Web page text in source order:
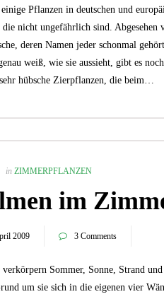
Pflanzen in deutschen und
die nicht ungefährlich sind. Abgesehen
deren Namen jeder schonmal
weiß, wie sie aussieht, gibt es
hübsche Zierpflanzen, die beim…
in ZIMMERPFLANZEN
im
2009 3 Comments
verkörpern Sommer, Sonne, Strand
um sie sich in die eigenen vier
Wie du mit
Garten
GARTEN-RATGEBER ,
PFLANZEN,